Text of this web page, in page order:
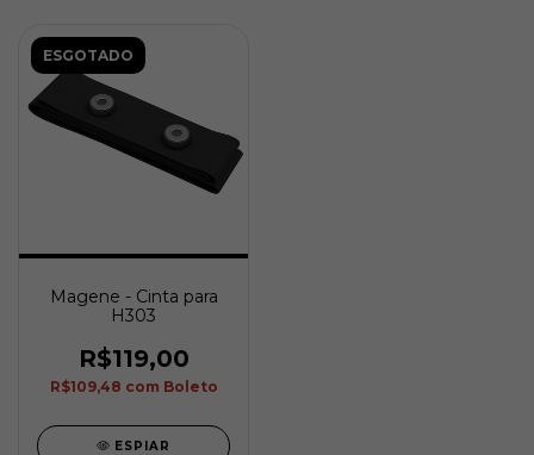
ESGOTADO
Magene - Cinta para
H303
R$119,00
R$109,48 com Boleto
ESPIAR